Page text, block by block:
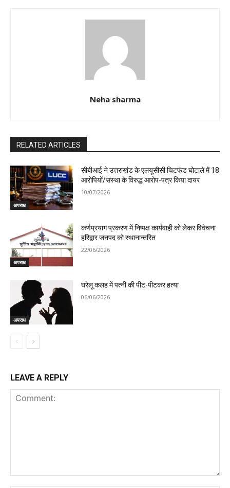
Neha sharma
RELATED ARTICLES
अपराध
सीबीआई ने उत्तराखंड के एलयूसीसी चिटफंड घोटाले में 18
आरोपियों/संस्था के विरुद्ध आरोप-पत्र किया दायर
10/07/2026
अपराध
कर्णप्रयाग प्रकरण में निष्पक्ष कार्यवाही को लेकर विवेचना
हरिद्वार जनपद को स्थानान्तरित
22/06/2026
अपराध
घरेलू कलह में पत्नी की पीट-पीटकर हत्या
06/06/2026
LEAVE A REPLY